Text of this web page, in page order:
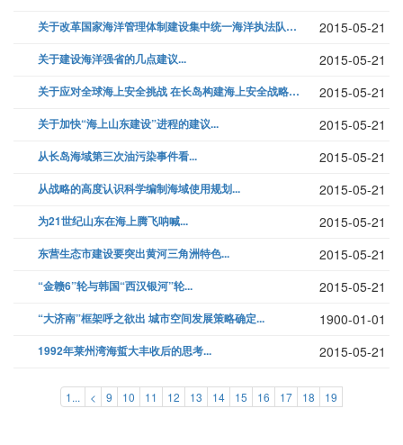
关于改革国家海洋管理体制建设集中统一海洋执法队伍的思考... 2015-05-21
关于建设海洋强省的几点建议... 2015-05-21
关于应对全球海上安全挑战 在长岛构建海上安全战略平台的建议... 2015-05-21
关于加快“海上山东建设”进程的建议... 2015-05-21
从长岛海域第三次油污染事件看... 2015-05-21
从战略的高度认识科学编制海域使用规划... 2015-05-21
为21世纪山东在海上腾飞呐喊... 2015-05-21
东营生态市建设要突出黄河三角洲特色... 2015-05-21
“金赣6”轮与韩国“西汉银河”轮... 2015-05-21
“大济南”框架呼之欲出 城市空间发展策略确定... 1900-01-01
1992年莱州湾海蜇大丰收后的思考... 2015-05-21
1... < 9 10 11 12 13 14 15 16 17 18 19